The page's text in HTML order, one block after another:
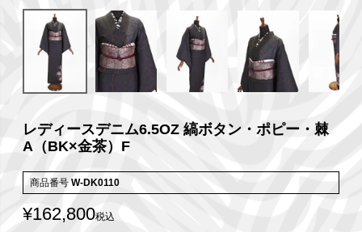
レディースデニム6.5OZ 縞ボタン・ポピー・棘
A（BK×金茶）F
商品番号 W-DK0110
¥162,800税込